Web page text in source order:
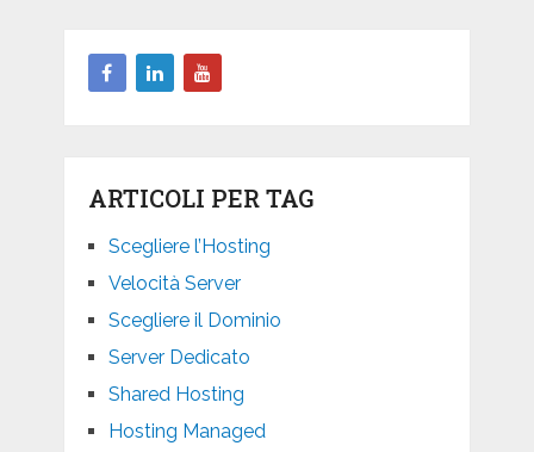
ARTICOLI PER TAG
Scegliere l’Hosting
Velocità Server
Scegliere il Dominio
Server Dedicato
Shared Hosting
Hosting Managed